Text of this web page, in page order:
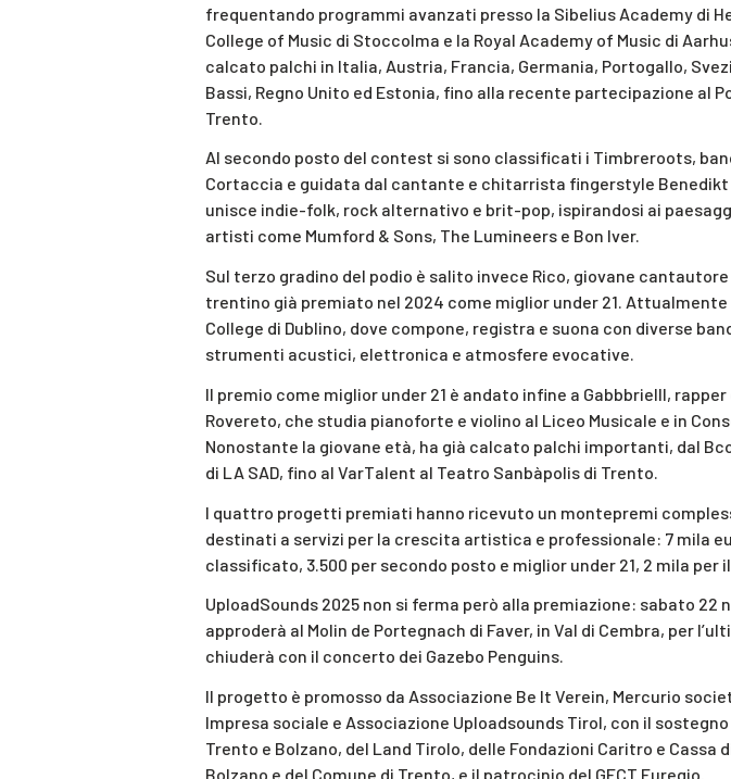
frequentando programmi avanzati presso la Sibelius Academy di
College of Music di Stoccolma e la Royal Academy of Music di
calcato palchi in Italia, Austria, Francia, Germania, Portogallo,
Bassi, Regno Unito ed Estonia, fino alla recente partecipazione al
Trento.
Al secondo posto del contest si sono classificati i Timbreroots,
Cortaccia e guidata dal cantante e chitarrista fingerstyle Benedikt
unisce indie-folk, rock alternativo e brit-pop, ispirandosi ai
artisti come Mumford & Sons, The Lumineers e Bon Iver.
Sul terzo gradino del podio è salito invece Rico, giovane
trentino già premiato nel 2024 come miglior under 21. Attualmente
College di Dublino, dove compone, registra e suona con diverse
strumenti acustici, elettronica e atmosfere evocative.
Il premio come miglior under 21 è andato infine a Gabbbrielll, rapper
Rovereto, che studia pianoforte e violino al Liceo Musicale e in
Nonostante la giovane età, ha già calcato palchi importanti, dal
di LA SAD, fino al VarTalent al Teatro Sanbàpolis di Trento.
I quattro progetti premiati hanno ricevuto un montepremi
destinati a servizi per la crescita artistica e professionale: 7 mila
classificato, 3.500 per secondo posto e miglior under 21, 2 mila per
UploadSounds 2025 non si ferma però alla premiazione: sabato 22
approderà al Molin de Portegnach di Faver, in Val di Cembra, per
chiuderà con il concerto dei Gazebo Penguins.
Il progetto è promosso da Associazione Be It Verein, Mercurio
Impresa sociale e Associazione Uploadsounds Tirol, con il
Trento e Bolzano, del Land Tirolo, delle Fondazioni Caritro e Cassa
Bolzano e del Comune di Trento, e il patrocinio del GECT Euregio.